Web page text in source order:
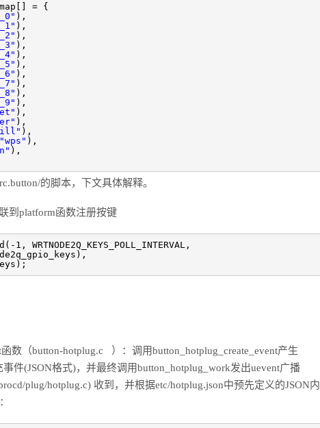
= {
),
),
),
),
),
),
),
),
),
),
),
),
),
"wps" ),
),
的脚本，下文具体解释。
到platform函数注册按键
数（button-hotplug.c ）：调用button_hotplug_create_event产生
件(JSON格式)，并最终调用button_hotplug_work发出uevent广播
plug/hotplug.c) 收到，并根据etc/hotplug.json中预先定义的JSON内